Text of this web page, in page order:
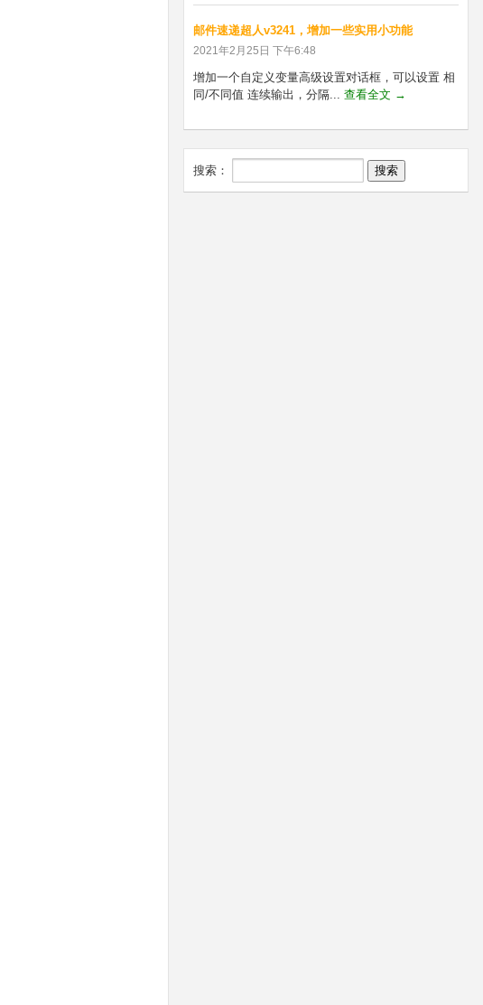
邮件速递超人v3241，增加一些实用小功能
2021年2月25日 下午6:48
增加一个自定义变量高级设置对话框，可以设置 相
同/不同值 连续输出，分隔... 查看全文 →
搜索：